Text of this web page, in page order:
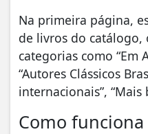
Na primeira página,
de livros do catálogo,
categorias como “Em
“Autores Clássicos
internacionais”,
Como funciona